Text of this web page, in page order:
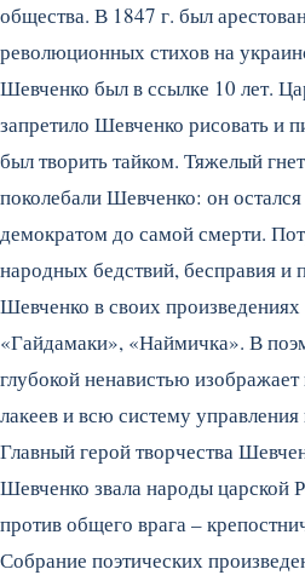
общества. В 1847 г. был
революционных стихов на
Шевченко был в ссылке 10 лет.
запретило Шевченко рисовать и
был творить тайком. Тяжелый
поколебали Шевченко: он
демократом до самой смерти.
народных бедствий, бесправия и
Шевченко в своих
«Гайдамаки», «Наймичка». В
глубокой ненавистью
лакеев и всю систему
Главный герой творчества
Шевченко звала народы царской
против общего врага –
Собрание поэтических